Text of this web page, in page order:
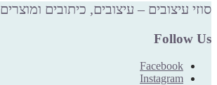
סוזי עיצובים – עיצובים, כיתובים ומוצרים
Follow Us
Facebook
Instagram